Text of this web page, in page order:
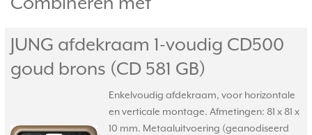
JUNG afdekraam 1-voudig CD500
goud brons (CD 581 GB)
Enkelvoudig afdekraam, voor horizontale
en verticale montage. Afmetingen: 81 x 81 x
10 mm. Metaaluitvoering (geanodiseerd